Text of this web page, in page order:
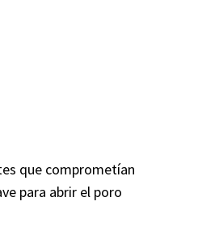
que comprometían
para abrir el poro